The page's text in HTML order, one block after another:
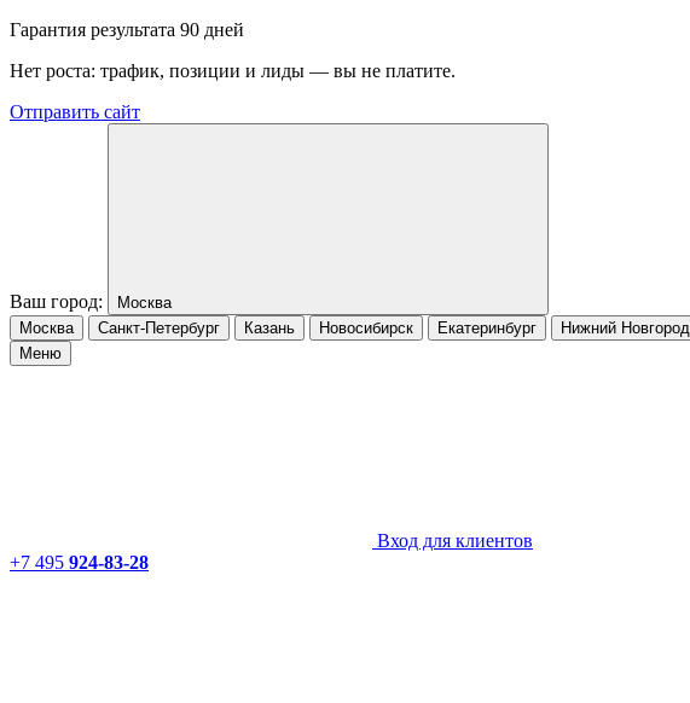
Гарантия результата 90 дней
Нет роста: трафик, позиции и лиды — вы не платите.
Отправить сайт
Ваш город:
Москва
Москва
Санкт-Петербург Казань Новосибирск Екатеринбург Нижний Новгород
Меню
Вход для клиентов
+7 495 924-83-28